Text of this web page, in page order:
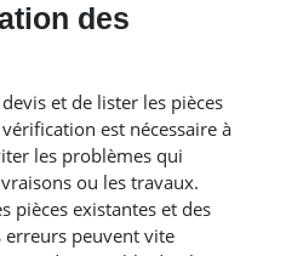
des
et de lister les pièces
est nécessaire à
les problèmes qui
ou les travaux.
pièces existantes et des
erreurs peuvent vite